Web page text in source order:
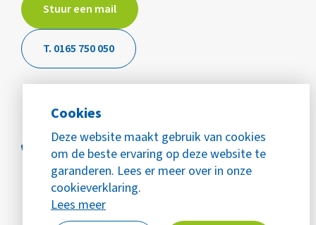
Cookies
Deze website maakt gebruik van cookies
om de beste ervaring op deze website te
garanderen. Lees er meer over in onze
cookieverklaring.
Lees meer
Stuur een mail
T. 0165 750 050